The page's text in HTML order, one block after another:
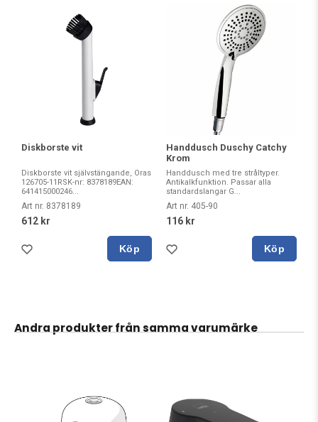
Diskborste vit
Diskborste vit självstängande, Oras
126705-11RSK-nr: 8378189EAN:
641415000246...
Art nr. 8378189
612 kr
Köp
Handdusch Duschy Catchy
Krom
Handdusch med tre stråltyper.
Antikalkfunktion. Passar alla
standardslangar G...
Art nr. 405-90
116 kr
Köp
Andra produkter från samma varumärke